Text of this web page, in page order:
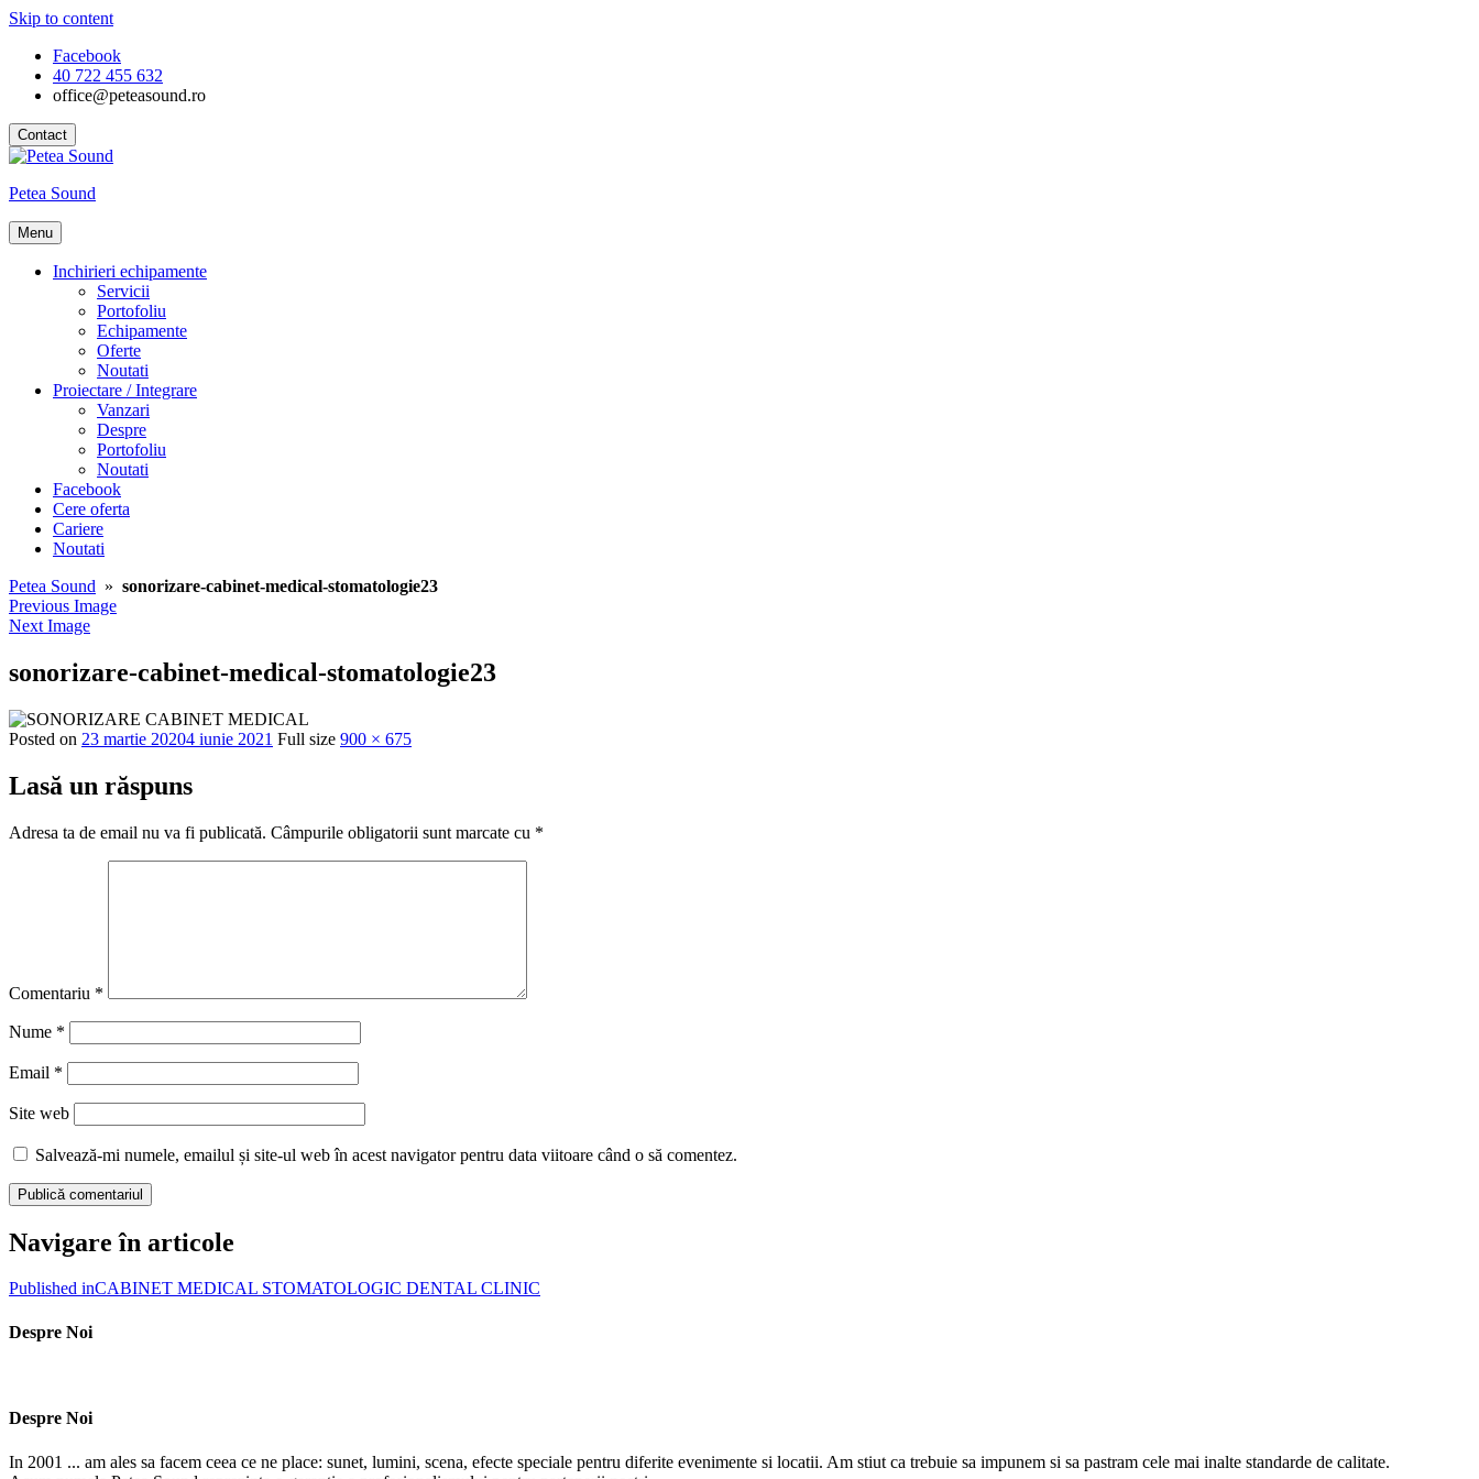
Skip to content
Facebook
40 722 455 632
office@peteasound.ro
Contact
Petea Sound
Menu
Inchirieri echipamente
Servicii
Portofoliu
Echipamente
Oferte
Noutati
Proiectare / Integrare
Vanzari
Despre
Portofoliu
Noutati
Facebook
Cere oferta
Cariere
Noutati
Petea Sound » sonorizare-cabinet-medical-stomatologie23
Previous Image
Next Image
sonorizare-cabinet-medical-stomatologie23
Posted on 23 martie 20204 iunie 2021 Full size 900 × 675
Lasă un răspuns
Adresa ta de email nu va fi publicată. Câmpurile obligatorii sunt marcate cu *
Comentariu *
Nume *
Email *
Site web
Salvează-mi numele, emailul și site-ul web în acest navigator pentru data viitoare când o să comentez.
Navigare în articole
Published inCABINET MEDICAL STOMATOLOGIC DENTAL CLINIC
Despre Noi
Despre Noi
In 2001 ... am ales sa facem ceea ce ne place: sunet, lumini, scena, efecte speciale pentru diferite evenimente si locatii. Am stiut ca trebuie sa impunem si sa pastram cele mai inalte standarde de calitate.